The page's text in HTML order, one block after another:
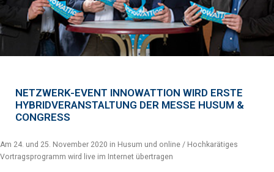
NETZWERK-EVENT INNOWATTION WIRD ERSTE
HYBRIDVERANSTALTUNG DER MESSE HUSUM &
CONGRESS
Am 24. und 25. November 2020 in Husum und online / Hochkarätiges
Vortragsprogramm wird live im Internet übertragen